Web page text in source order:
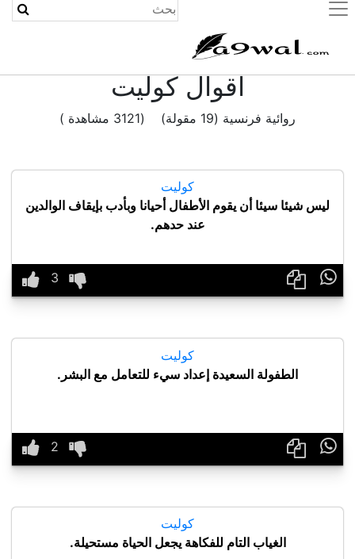
(current)
اقوال كوليت
روائية فرنسية (19 مقولة) (3121 مشاهدة )
كوليت
ليس شيئا سيئا أن يقوم الأطفال أحيانا وبأدب بإيقاف الوالدين
عند حدهم.

كوليت
الطفولة السعيدة إعداد سيء للتعامل مع البشر.

كوليت
الغياب التام للفكاهة يجعل الحياة مستحيلة.